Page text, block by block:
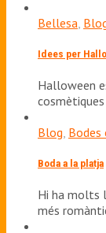
Bellesa
Idees per
Halloween
Blog, Bodes
Boda a la platja
Hi ha molts
més